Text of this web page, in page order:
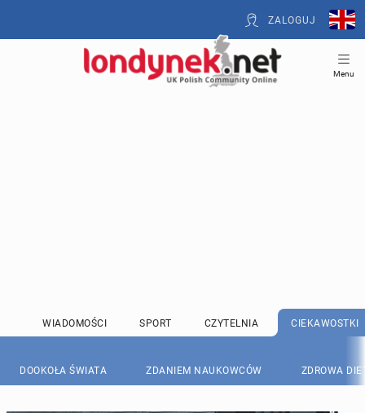
ZALOGUJ
Menu
WIADOMOŚCI SPORT CZYTELNIA CIEKAWOSTKI
DOOKOŁA ŚWIATA ZDANIEM NAUKOWCÓW ZDROWA